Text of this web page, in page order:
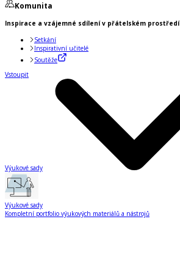
Komunita
Inspirace a vzájemné sdílení v přátelském prostředí
Setkání
Inspirativní učitelé
Soutěže
Vstoupit
Výukové sady
Výukové sady
Kompletní portfolio výukových materiálů a nástrojů